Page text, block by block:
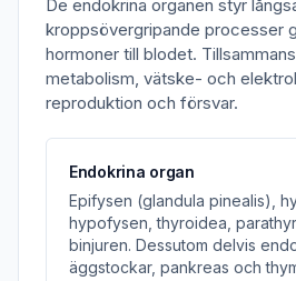
De endokrina organen styr
kroppsövergripande processer
hormoner till blodet.
metabolism, vätske- och
reproduktion och försvar.
Endokrina organ
Epifysen (glandula pinealis),
hypofysen, thyroidea,
binjuren. Dessutom delvis
äggstockar, pankreas och